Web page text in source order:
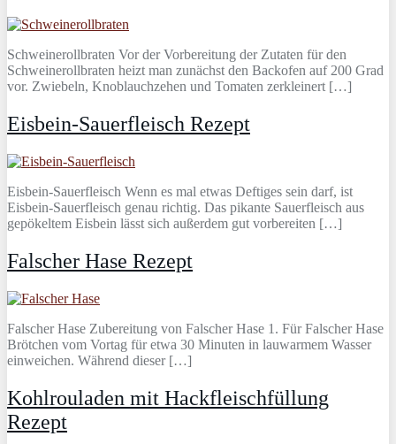
Schweinerollbraten Vor der Vorbereitung der Zutaten für den
Schweinerollbraten heizt man zunächst den Backofen auf 200 Grad
vor. Zwiebeln, Knoblauchzehen und Tomaten zerkleinert […]
Eisbein-Sauerfleisch Rezept
Eisbein-Sauerfleisch Wenn es mal etwas Deftiges sein darf, ist
Eisbein-Sauerfleisch genau richtig. Das pikante Sauerfleisch aus
gepökeltem Eisbein lässt sich außerdem gut vorbereiten […]
Falscher Hase Rezept
Falscher Hase Zubereitung von Falscher Hase 1. Für Falscher Hase
Brötchen vom Vortag für etwa 30 Minuten in lauwarmem Wasser
einweichen. Während dieser […]
Kohlrouladen mit Hackfleischfüllung
Rezept